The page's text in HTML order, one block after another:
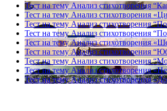
Тест на тему Анализ стихотворения
Тест на тему Анализ стихотворения
Тест на тему Анализ стихотворения
Тест на тему Анализ стихотворения
Тест на тему Анализ стихотворения
Тест на тему Анализ стихотворения
Тест на тему Анализ стихотворения
Тест на тему Анализ стихотворения
Тест на тему Анализ стихотворения